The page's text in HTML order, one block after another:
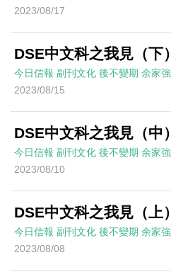
2023/08/17
DSE中文科之我見（下）
今日信報 副刊文化 後不變期 余家強
2023/08/15
DSE中文科之我見（中）
今日信報 副刊文化 後不變期 余家強
2023/08/10
DSE中文科之我見（上）
今日信報 副刊文化 後不變期 余家強
2023/08/08